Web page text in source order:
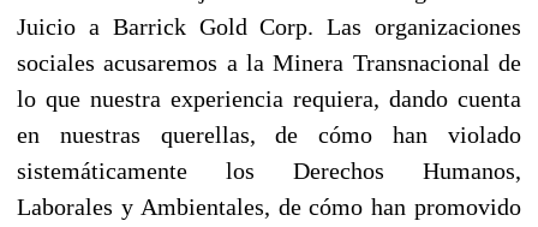
Juicio a Barrick Gold Corp. Las organizaciones
sociales acusaremos a la Minera Transnacional de
lo que nuestra experiencia requiera, dando cuenta
en nuestras querellas, de cómo han violado
sistemáticamente los Derechos Humanos,
Laborales y Ambientales, de cómo han promovido